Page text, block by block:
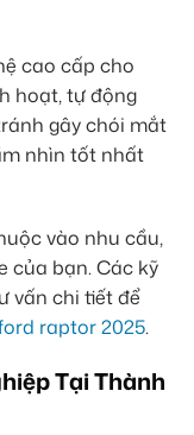
cao cấp cho
hoạt, tự động
gây chói mắt
nhìn tốt nhất
vào nhu cầu,
của bạn. Các kỹ
vấn chi tiết để
raptor 2025.
Tại Thành